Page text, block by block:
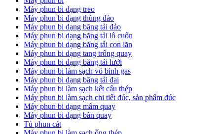
Máy phun bi dạng treo
Máy phun bi dạng thùng đảo
Máy phun bi dạng băng tải đảo
Máy phun bi dạng băng tải lô cuốn
Máy phun bi dạng băng tải con lăn
Máy phun bi dạng tang trống quay
Máy phun bi dạng băng tải lưới
Máy phun bi làm sạch vỏ bình gas
Máy phun bi dạng băng tải đai
Máy phun bi làm sạch kết cấu thép
Máy phun bi làm sạch chi tiết đúc, sản phẩm đúc
Máy phun bi dạng mâm quay
Máy phun bi dạng bàn quay
Tủ phun cát